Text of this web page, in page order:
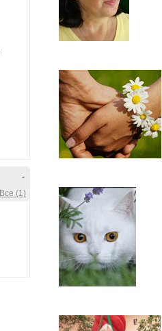
-
Все (1)